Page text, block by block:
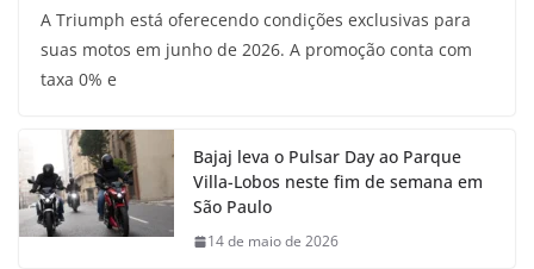
A Triumph está oferecendo condições exclusivas para
suas motos em junho de 2026. A promoção conta com
taxa 0% e
Bajaj leva o Pulsar Day ao Parque
Villa-Lobos neste fim de semana em
São Paulo
14 de maio de 2026